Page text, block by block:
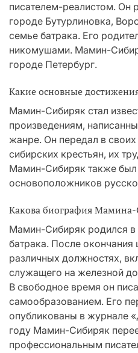
писателем-реалистом. Он
городе Бутурлиновка,
семье батрака. Его
никомушами. Мамин-
городе Петербург.
Какие основные
Мамин-Сибиряк стал
произведениям,
жанре. Он передал в
сибирских крестьян, их
Мамин-Сибиряк также был
основоположников
Какова биография Мамина-
Мамин-Сибиряк родился в
батрака. После
различных должностях,
служащего на железной
В свободное время он
самообразованием. Его
опубликованы в журнале
году Мамин-Сибиряк
профессиональным